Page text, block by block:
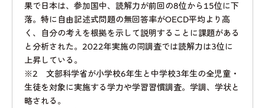
果で日本は、参加国中、読解力が前回の8位から15位に下
落。特に自由記述式問題の無回答率がOECD平均より高
く、自分の考えを根拠を示して説明することに課題がある
と分析された。2022年実施の同調査では読解力は3位に
上昇している。
※2 文部科学省が小学校6年生と中学校3年生の全児童・
生徒を対象に実施する学力や学習習慣調査。学調、学状と
略される。